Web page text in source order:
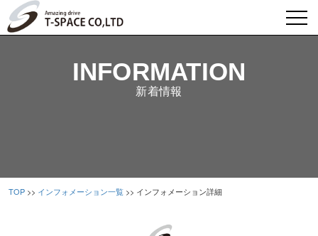
INFORMATION
新着情報
TOP >> インフォメーション一覧 >> インフォメーション詳細